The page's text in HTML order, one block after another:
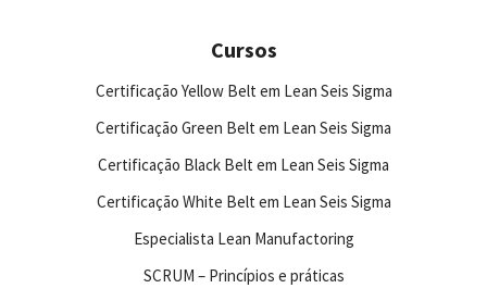
Cursos
Certificação Yellow Belt em Lean Seis Sigma
Certificação Green Belt em Lean Seis Sigma
Certificação Black Belt em Lean Seis Sigma
Certificação White Belt em Lean Seis Sigma
Especialista Lean Manufactoring
SCRUM – Princípios e práticas